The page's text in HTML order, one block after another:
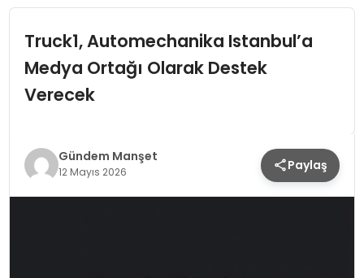
SPOR
YAŞAM
Truck1, Automechanika Istanbul’a
Medya Ortağı Olarak Destek
Verecek
Gündem Manşet
12 Mayıs 2026 Paylaş